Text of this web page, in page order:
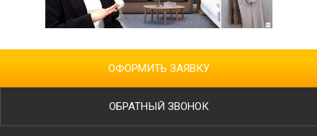
ОФОРМИТЬ ЗАЯВКУ
ОБРАТНЫЙ ЗВОНОК